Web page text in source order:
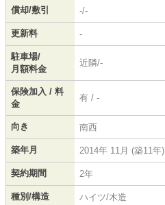
償却/敷引 -/-
更新料 -
駐車場/
月額料金
近隣/-
保険加入 / 料
金
有 / -
向き 南西
築年月 2014年 11月 (築11年)
契約期間 2年
種別/構造 ハイツ/木造